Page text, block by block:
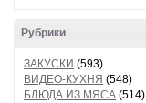
Рубрики
ЗАКУСКИ (593)
ВИДЕО-КУХНЯ (548)
БЛЮДА ИЗ МЯСА (514)